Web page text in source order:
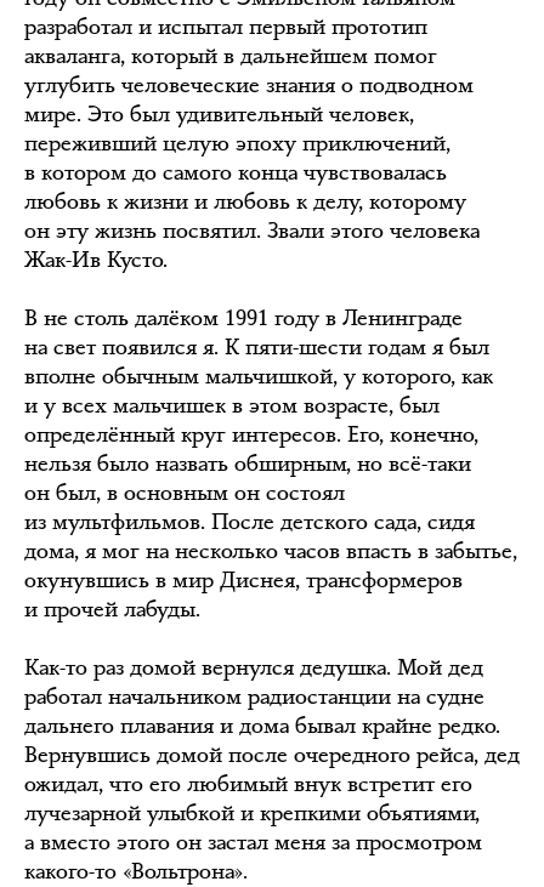
разработал и испытал первый прототип
акваланга, который в дальнейшем помог
углубить человеческие знания о подводном
мире. Это был удивительный человек,
переживший целую эпоху приключений,
в котором до самого конца чувствовалась
любовь к жизни и любовь к делу, которому
он эту жизнь посвятил. Звали этого человека
Жак-Ив Кусто.
В не столь далёком 1991 году в Ленинграде
на свет появился я. К пяти-шести годам я был
вполне обычным мальчишкой, у которого, как
и у всех мальчишек в этом возрасте, был
определённый круг интересов. Его, конечно,
нельзя было назвать обширным, но всё-таки
он был, в основным он состоял
из мультфильмов. После детского сада, сидя
дома, я мог на несколько часов впасть в забытье,
окунувшись в мир Диснея, трансформеров
и прочей лабуды.
Как-то раз домой вернулся дедушка. Мой дед
работал начальником радиостанции на судне
дальнего плавания и дома бывал крайне редко.
Вернувшись домой после очередного рейса, дед
ожидал, что его любимый внук встретит его
лучезарной улыбкой и крепкими объятиями,
а вместо этого он застал меня за просмотром
какого-то «Вольтрона».